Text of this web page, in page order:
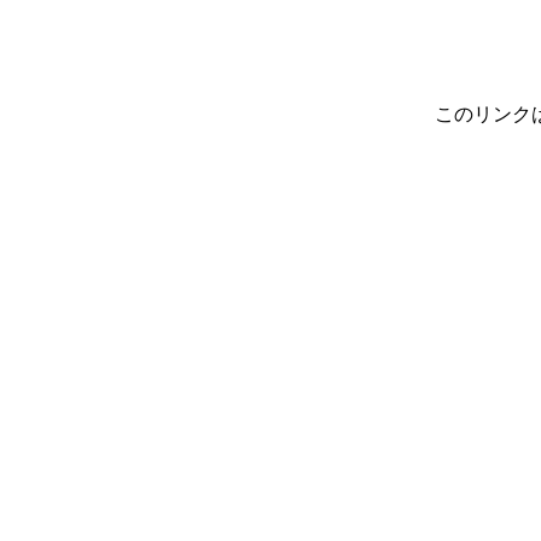
このリンク